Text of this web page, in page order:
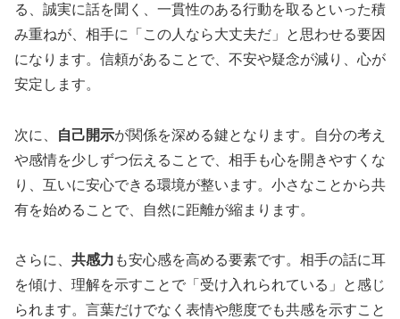
る、誠実に話を聞く、一貫性のある行動を取るといった積
み重ねが、相手に「この人なら大丈夫だ」と思わせる要因
になります。信頼があることで、不安や疑念が減り、心が
安定します。
次に、 自己開示が関係を深める鍵となります。自分の考え
や感情を少しずつ伝えることで、相手も心を開きやすくな
り、互いに安心できる環境が整います。小さなことから共
有を始めることで、自然に距離が縮まります。
さらに、 共感力 も安心感を高める要素です。相手の話に耳
を傾け、理解を示すことで「受け入れられている」と感じ
られます。言葉だけでなく表情や態度でも共感を示すこと